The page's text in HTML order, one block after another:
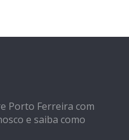
Porto Ferreira com
e saiba como